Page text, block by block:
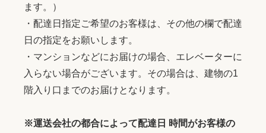
ます。）
・配達日指定ご希望のお客様は、その他の欄で配達
日の指定をお願いします。
・マンションなどにお届けの場合、エレベーターに
入らない場合がございます。その場合は、建物の1
階入り口までのお届けとなります。
※運送会社の都合によって配達日 時間がお客様の